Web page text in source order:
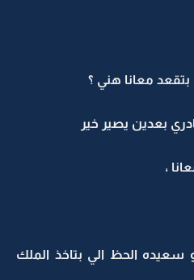
معانا هني ؟
بعدين يصير خير
،
سعيده الحظ الي بتاخذ الملك